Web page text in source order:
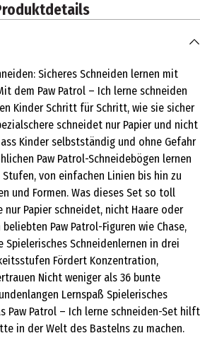
Sicheres Schneiden lernen mit
dem Paw Patrol – Ich lerne schneiden
Kinder Schritt für Schritt, wie sie sicher
schneidet nur Papier und nicht
Kinder selbstständig und ohne Gefahr
Paw Patrol-Schneidebögen lernen
von einfachen Linien bis hin zu
und Formen. Was dieses Set so toll
nur Papier schneidet, nicht Haare oder
Paw Patrol-Figuren wie Chase,
Spielerisches Schneidenlernen in drei
Fördert Konzentration,
Nicht weniger als 36 bunte
Lernspaß Spielerisches
Paw Patrol – Ich lerne schneiden-Set hilft
in der Welt des Bastelns zu machen.